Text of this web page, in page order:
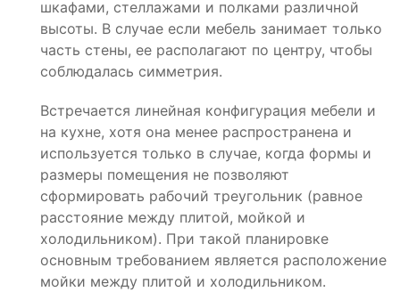
шкафами, стеллажами и полками различной
высоты. В случае если мебель занимает только
часть стены, ее располагают по центру, чтобы
соблюдалась симметрия.
Встречается линейная конфигурация мебели и
на кухне, хотя она менее распространена и
используется только в случае, когда формы и
размеры помещения не позволяют
сформировать рабочий треугольник (равное
расстояние между плитой, мойкой и
холодильником). При такой планировке
основным требованием является расположение
мойки между плитой и холодильником.